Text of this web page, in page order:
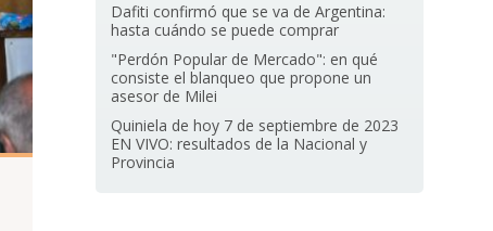
Dafiti confirmó que se va de Argentina:
hasta cuándo se puede comprar
"Perdón Popular de Mercado": en qué
consiste el blanqueo que propone un
asesor de Milei
Quiniela de hoy 7 de septiembre de 2023
EN VIVO: resultados de la Nacional y
Provincia